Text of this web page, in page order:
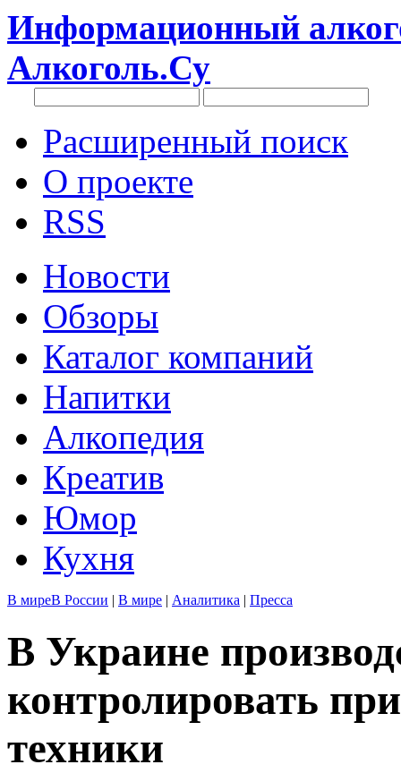
Информационный
Алкоголь.Су
Расширенный поиск
О проекте
RSS
Новости
Обзоры
Каталог компаний
Напитки
Алкопедия
Креатив
Юмор
Кухня
В миреВ России | В мире | Аналитика | Пресса
В Украине
контролировать
техники